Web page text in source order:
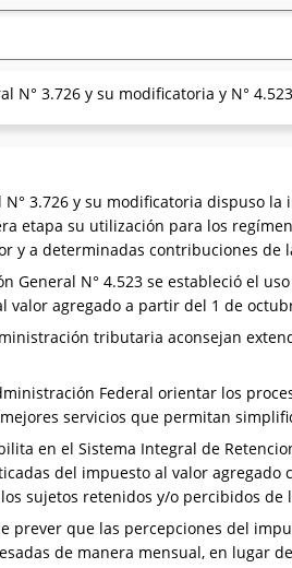
N° 3.726 y su modificatoria y N°
3.726 y su modificatoria dispuso
etapa su utilización para los
y a determinadas contribuciones de
General N° 4.523 se estableció el
valor agregado a partir del 1 de
tributaria aconsejan
Federal orientar los
servicios que permitan
en el Sistema Integral de
del impuesto al valor
sujetos retenidos y/o percibidos de
prever que las percepciones del
de manera mensual, en lugar